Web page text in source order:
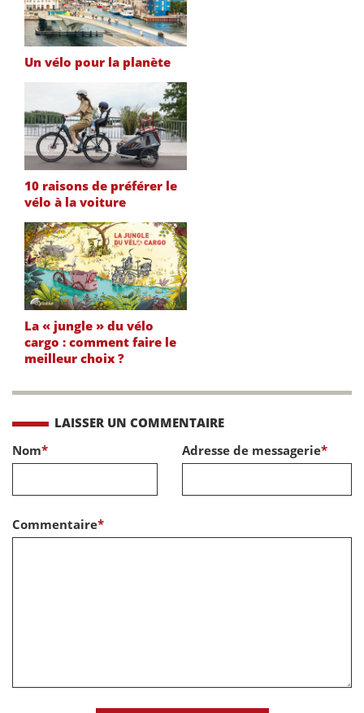
Un vélo pour la planète
10 raisons de préférer le
vélo à la voiture
La « jungle » du vélo
cargo : comment faire le
meilleur choix ?
LAISSER UN COMMENTAIRE
Nom* Adresse de messagerie*
Commentaire*